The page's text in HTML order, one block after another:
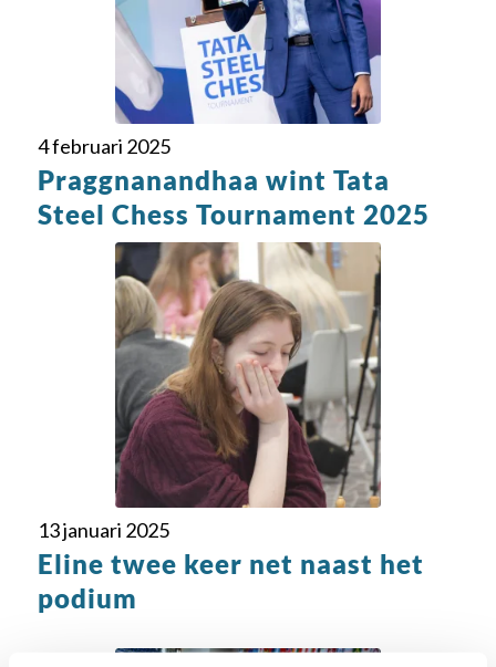
4 februari 2025
Praggnanandhaa wint Tata
Steel Chess Tournament 2025
13 januari 2025
Eline twee keer net naast het
podium